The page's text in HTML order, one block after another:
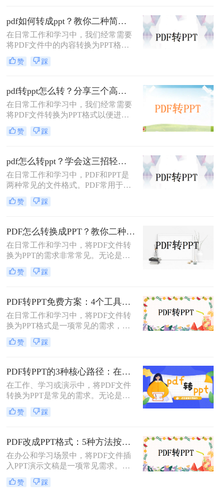
文将介绍三种常用的PDF转PPT的方
法。
pdf如何转成ppt？教你二种简单实用的转换方法!
在日常工作和学习中，我们经常需要
将PDF文件中的内容转换为PPT格
式，以便于演示和分享。那么PDF如
何转成PPT呢？以下是两种常用的方
换。
赞 踩
pdf转ppt怎么转？分享三个高效转换方法！
在日常工作和学习中，我们经常需要
将PDF文件转换为PPT格式以便进行
演示或编辑。那么pdf转ppt怎么转
呢？以下将介绍三种常用的pdf转ppt
转换。
赞 踩
pdf怎么转ppt？学会这三招轻松搞定转换！
在日常工作和学习中，PDF和PPT是
两种常见的文件格式。PDF常用于文
档的查看和分享，而PPT则更多地用
于制作演示文稿和进行演讲。有时，
式，以便进行编辑、修改或展示。那
么pdf怎么转ppt呢？本文将介绍三种
将PDF转换为PPT的方法：使用专业
的PDF转PPT软件、利用在线转换工
具，以及手动复制粘贴内容。
赞 踩
PDF怎么转换成PPT？教你二种转换方法！
在日常工作和学习中，将PDF文件转
换为PPT的需求非常常见。无论是为
了方便展示、编辑还是进一步处理，
掌握几种高效的PDF转PPT方法都是
PPT呢？本文将详细介绍两种常见的
PDF转PPT方法，帮助用户轻松完成
文件格式转换。
赞 踩
PDF转PPT免费方案：4个工具的文件限制和输出质量对比！
在日常工作和学习中，将PDF文件转
换为PPT格式是一项常见的需求，以
便更好地进行演示和分享。虽然市面
上有许多专业的转换软件和服务，但
费。那么pdf如何免费转换ppt呢？以
下将介绍四种免费将PDF转换为PPT
的方法，帮助用户轻松实现格式转
换。
赞 踩
PDF转PPT的3种核心路径：在线、软件和PPT自带的适用范围！
在工作、学习或演示中，将PDF文件
转换为PPT是常见的需求。无论是整
合报告、课件，还是优化文档展示，
都需要一种高效且保留原格式的方
是几种常用方法的详细解析，帮助你
快速上手。
赞 踩
PDF改成PPT格式：5种方法按页面复杂度选择！
在办公和学习场景中，将PDF文件插
入PPT演示文稿是一项常见需求。无
论是展示报告、图表，还是分享文档
内容，合理选择插入方法能显著提升
赞 踩